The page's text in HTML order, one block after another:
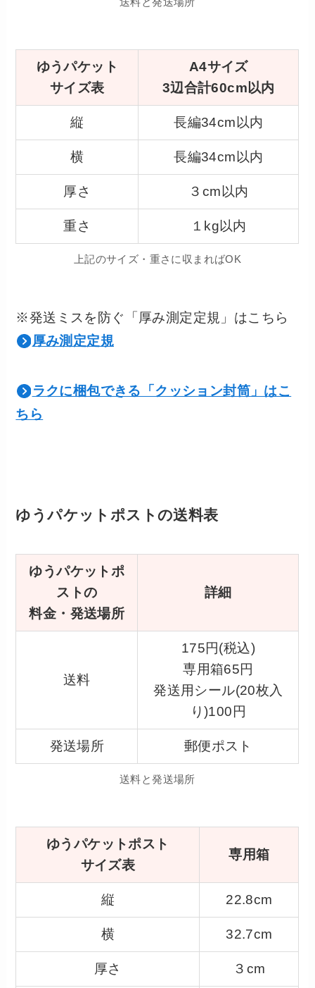
ゆうパケット
サイズ表
A4サイズ
3辺合計60cm以内
縦 長編34cm以内
横 長編34cm以内
厚さ ３cm以内
重さ １kg以内
上記のサイズ・重さに収まればOK
※発送ミスを防ぐ「厚み測定定規」はこちら
厚み測定定規
ラクに梱包できる「クッション封筒」はこ
ちら
ゆうパケットポストの送料表
ゆうパケットポ
ストの
料金・発送場所
詳細
送料
175円(税込)
専用箱65円
発送用シール(20枚入
り)100円
発送場所 郵便ポスト
送料と発送場所
ゆうパケットポスト
サイズ表
専用箱
縦 22.8cm
横 32.7cm
厚さ ３cm